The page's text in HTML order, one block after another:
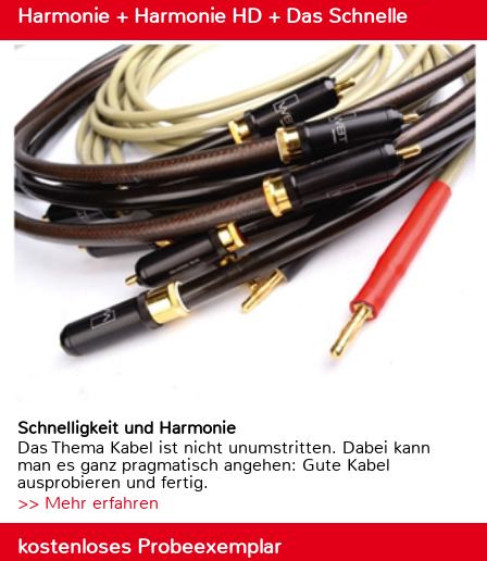
Harmonie + Harmonie HD + Das Schnelle
Schnelligkeit und Harmonie
Das Thema Kabel ist nicht unumstritten. Dabei kann
man es ganz pragmatisch angehen: Gute Kabel
ausprobieren und fertig.
>> Mehr erfahren
kostenloses Probeexemplar